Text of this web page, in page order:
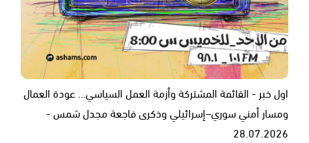
اول خبر - القائمة المشتركة وأزمة العمل السياسي… عودة العمال
ومسار أمني سوري–إسرائيلي وذكرى فاجعة مجدل شمس -
28.07.2026